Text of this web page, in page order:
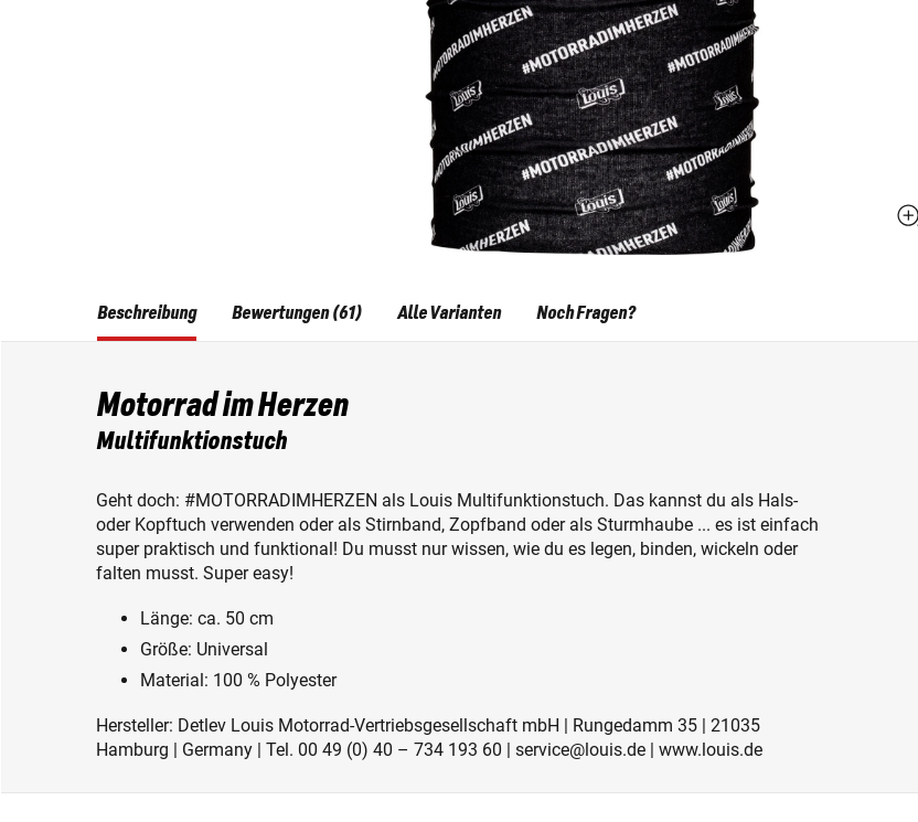
Beschreibung
Motorrad im Herzen
Multifunktionstuch
Geht doch: #MOTORRADIMHERZEN als Louis Multifunktionstuch. Das kannst du als Hals-
oder Kopftuch verwenden oder als Stirnband, Zopfband oder als Sturmhaube ... es ist einfach
super praktisch und funktional! Du musst nur wissen, wie du es legen, binden, wickeln oder
falten musst. Super easy!
Länge: ca. 50 cm
Größe: Universal
Material: 100 % Polyester
Hersteller: Detlev Louis Motorrad-Vertriebsgesellschaft mbH | Rungedamm 35 | 21035
Hamburg | Germany | Tel. 00 49 (0) 40 – 734 193 60 | service@louis.de | www.louis.de
Bewertungen (61) Alle Varianten Noch Fragen?